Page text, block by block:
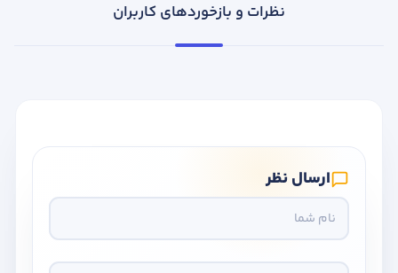
نظرات و بازخوردهای کاربران
ارسال نظر